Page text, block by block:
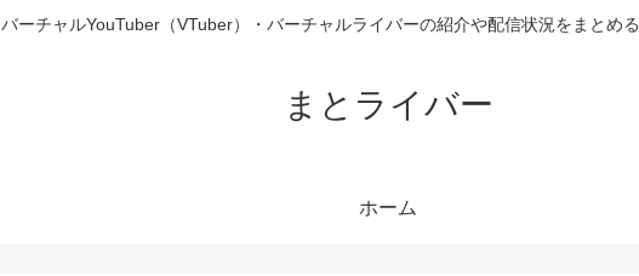
バーチャルYouTuber（VTuber）・バーチャルライバーの紹介や配信状況をまとめる
まとライバー
ホーム